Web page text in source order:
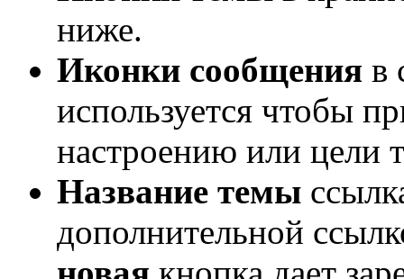
ниже.
Иконки сообщения в
используется чтобы
настроению или цели
Название темы
дополнительной